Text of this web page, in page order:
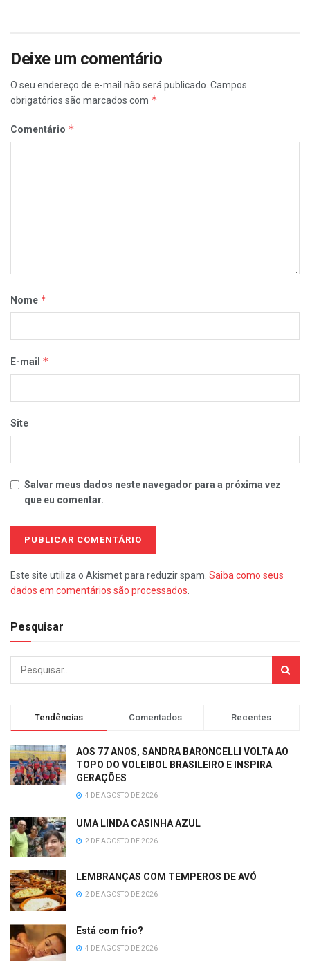
Deixe um comentário
O seu endereço de e-mail não será publicado. Campos
obrigatórios são marcados com *
Comentário *
Nome *
E-mail *
Site
Salvar meus dados neste navegador para a próxima vez
que eu comentar.
Este site utiliza o Akismet para reduzir spam. Saiba como seus
dados em comentários são processados
Pesquisar
Tendências Comentados Recentes
AOS 77 ANOS, SANDRA BARONCELLI VOLTA AO
TOPO DO VOLEIBOL BRASILEIRO E INSPIRA
GERAÇÕES
4 DE AGOSTO DE 2026
UMA LINDA CASINHA AZUL
2 DE AGOSTO DE 2026
LEMBRANÇAS COM TEMPEROS DE AVÓ
2 DE AGOSTO DE 2026
Está com frio?
4 DE AGOSTO DE 2026